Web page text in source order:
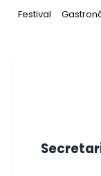
Tag:
Festival Tag: